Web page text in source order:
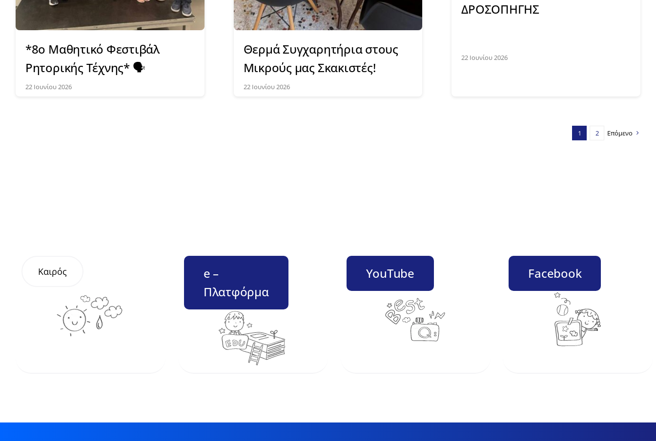
*8ο Μαθητικό Φεστιβάλ
Ρητορικής Τέχνης* 🗣️
22 Ιουνίου 2026
Θερμά Συγχαρητήρια στους
Μικρούς μας Σκακιστές!
22 Ιουνίου 2026
ΔΡΟΣΟΠΗΓΗΣ
22 Ιουνίου 2026
1 2 Επόμενο
Καιρός
e –
Πλατφόρμα
YouTube Facebook